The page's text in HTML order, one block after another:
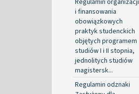
i finansowania
obowiązkowych
praktyk studenckich
objętych programem
studiów I i II stopnia,
jednolitych studiów
magistersk...
Regulamin odznaki